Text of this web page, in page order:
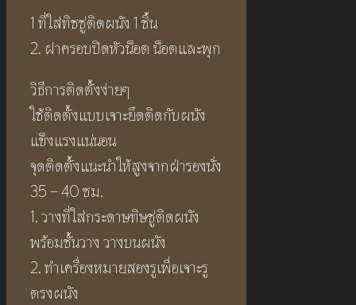
1 ที่ใส่ทิชชู่ติดผนัง 1 ชิ้น
2. ฝาครอบปิดหัวน็อต น็อตและพุก
วิธีการติดตั้งง่ายๆ
ใช้ติดตั้งแบบเจาะยึดติดกับผนัง
แข็งแรงแน่นอน
จุดติดตั้งแนะนำให้สูงจากฝ่ารองนั่ง
35 – 40 ซม.
1. วางที่ใส่กระดาษทิษชู่ติดผนัง
พร้อมชั้นวาง วางบนผนัง
2. ทำเครื่องหมายสองรูเพื่อเจาะรู
ตรงผนัง